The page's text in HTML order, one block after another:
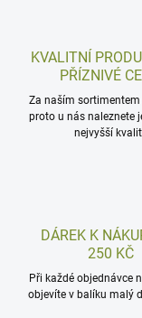
KVALITNÍ
PŘÍZNIVÉ
Za naším
proto u nás naleznete
nejvyšší
DÁREK K
250 KČ
Při každé objednávce
objevíte v balíku malý